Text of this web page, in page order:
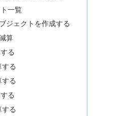
一覧
ジェクトを作成する
算
る
る
する
る
る